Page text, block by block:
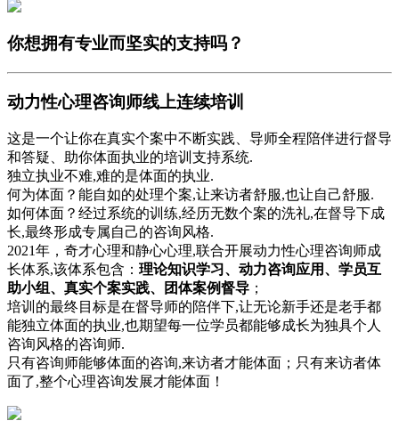
你想拥有专业而坚实的支持吗？
动力性心理咨询师线上连续培训
这是一个让你在真实个案中不断实践、导师全程陪伴进行督导
和答疑、助你体面执业的培训支持系统.
独立执业不难,难的是体面的执业.
何为体面？能自如的处理个案,让来访者舒服,也让自己舒服.
如何体面？经过系统的训练,经历无数个案的洗礼,在督导下成
长,最终形成专属自己的咨询风格.
2021年，奇才心理和静心心理,联合开展动力性心理咨询师成
长体系,该体系包含： 理论知识学习、动力咨询应用、学员互
助小组、真实个案实践、团体案例督导 ；
培训的最终目标是在督导师的陪伴下,让无论新手还是老手都
能独立体面的执业,也期望每一位学员都能够成长为独具个人
咨询风格的咨询师.
只有咨询师能够体面的咨询,来访者才能体面；只有来访者体
面了,整个心理咨询发展才能体面！